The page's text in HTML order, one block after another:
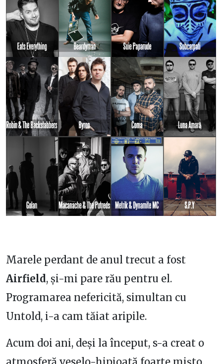
Marele perdant de anul trecut a fost
Airfield, și-mi pare rău pentru el.
Programarea nefericită, simultan cu
Untold, i-a cam tăiat aripile.
Acum doi ani, deși la început, s-a creat o